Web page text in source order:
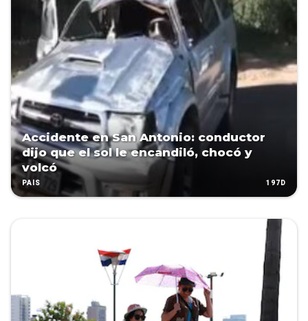
Accidente en San Antonio: conductor
dijo que el sol le encandiló, chocó y
volcó
PAÍS 197D